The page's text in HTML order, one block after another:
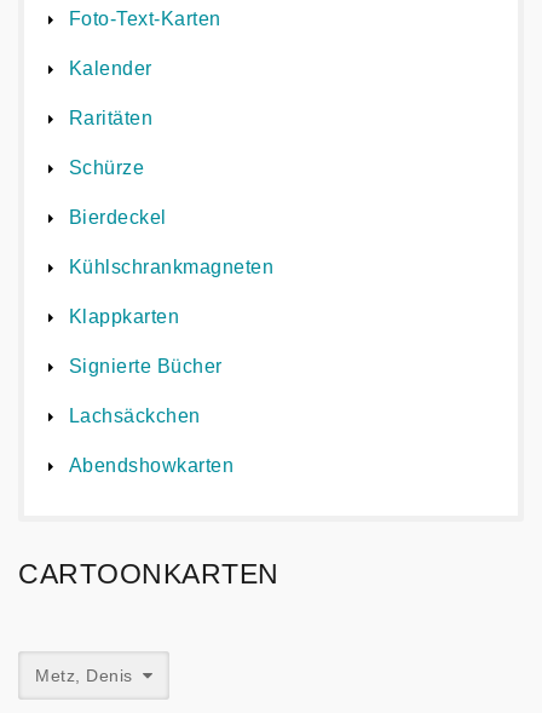
Foto-Text-Karten
Kalender
Raritäten
Schürze
Bierdeckel
Kühlschrankmagneten
Klappkarten
Signierte Bücher
Lachsäckchen
Abendshowkarten
CARTOONKARTEN
Metz, Denis